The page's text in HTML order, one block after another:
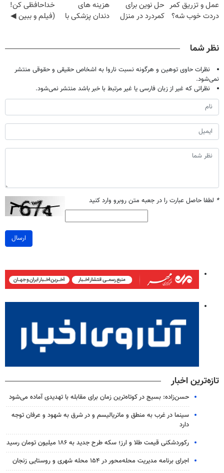
تومان!!!
عمل و تزریق کمر
دردت خوب شه؟
حل نوین برای
کمردرد در منزل
هزینه های
دندان پزشکی با
خداحافظی کن!
(فیلم و ببین ◀
نظر شما
نظرات حاوی توهین و هرگونه نسبت ناروا به اشخاص حقیقی و حقوقی منتشر
نمی‌شود.
نظراتی که غیر از زبان فارسی یا غیر مرتبط با خبر باشد منتشر نمی‌شود.
* لطفا حاصل عبارت را در جعبه متن روبرو وارد کنید
ارسال
تازه‌ترین اخبار
حسن‌زاده: بسیج در کوتاه‌ترین زمان برای مقابله با تهدیدی آماده می‌شود
سینما در غرب به منطق و ماتریالیسم و در شرق به شهود و عرفان توجه
دارد
رکوردشکنی قیمت طلا و ارز؛ سکه طرح جدید به ۱۸۶ میلیون تومان رسید
اجرای برنامه مدیریت محله‌محور در ۱۵۴ محله شهری و روستایی زنجان